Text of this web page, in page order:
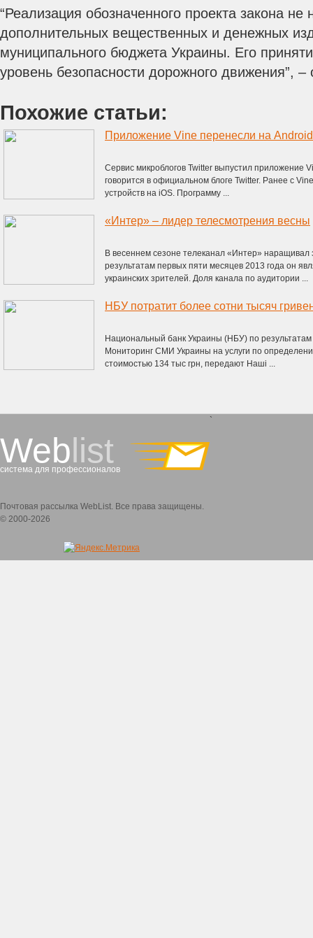
“Реализация обозначенного проекта закона не
дополнительных вещественных и денежных
муниципального бюджета Украины. Его
уровень безопасности дорожного движения”, –
Похожие статьи:
Приложение Vine перенесли на Android
Сервис микроблогов Twitter выпустил
говорится в официальном блоге Twitter. Ранее с
устройств на iOS. Программу ...
«Интер» – лидер телесмотрения весны
В весеннем сезоне телеканал «Интер» наращивал
результатам первых пяти месяцев 2013 года он
украинских зрителей. Доля канала по аудитории ...
Национальный банк Украины (НБУ) по
Мониторинг СМИ Украины на услуги по
стоимостью 134 тыс грн, передают Наші ...
Weblist
система для профессионалов
`
Почтовая рассылка WebList. Все права защищены.
© 2000-2026